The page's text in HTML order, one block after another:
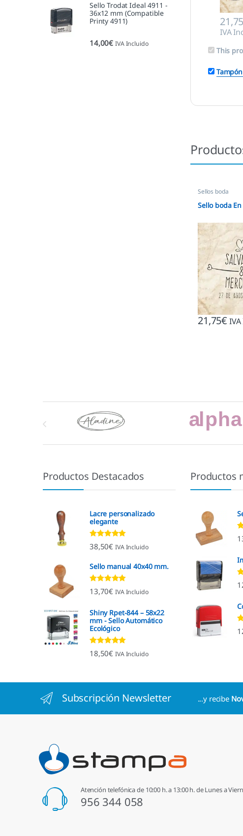
IVA
This
Sellos boda
Sello boda
21,75€
Sello Trodat Ideal 4911 -
36x12 mm (Compatible
Printy 4911)
14,00€ IVA Incluido
Marcas De Carrusel
Productos Destacados
Lacre personalizado
elegante
Valorado con
4.92de 5
38,50€ IVA Incluido
Sello manual 40x40 mm.
Valorado con
4.96de 5
13,70€ IVA Incluido
Shiny Rpet-844 – 58x22
mm - Sello Automático
Ecológico
Valorado con
4.96de 5
18,50€ IVA Incluido
Productos
Subscripción Newsletter ...y recibe
Atención telefónica de 10:00 h. a 13:00 h. de Lunes a
956 344 058